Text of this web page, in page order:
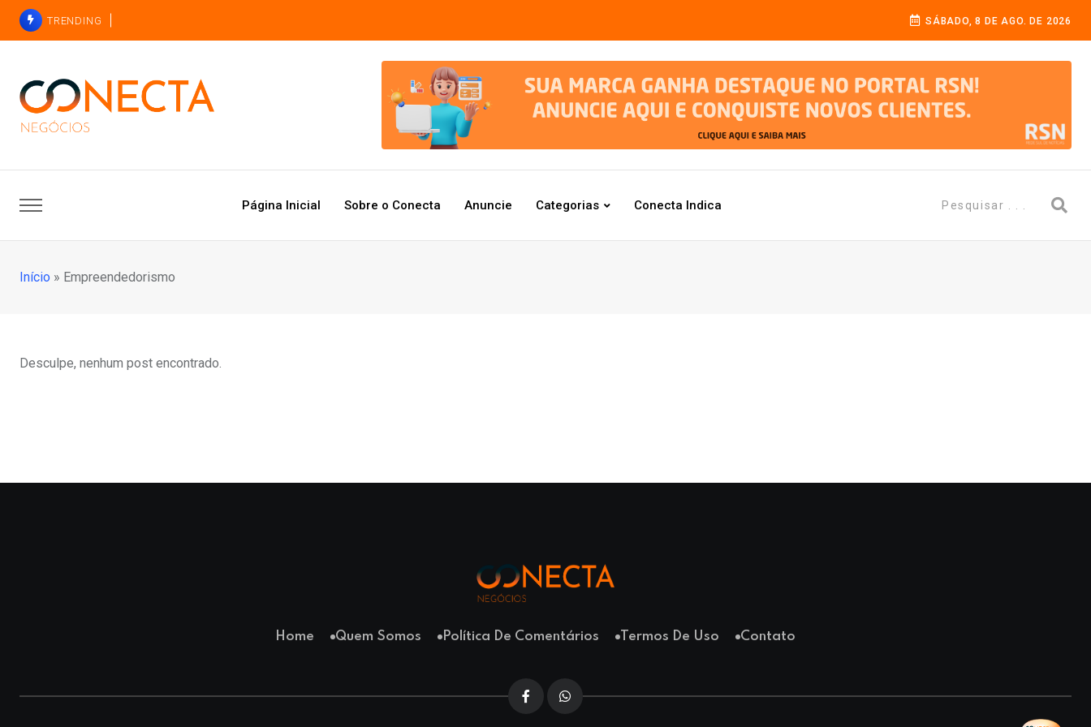
TRENDING SÁBADO, 8 DE AGO. DE 2026
Página Inicial Sobre o Conecta Anuncie Categorias Conecta Indica
Início » Empreendedorismo
Desculpe, nenhum post encontrado.
Home Quem Somos Política De Comentários Termos De Uso Contato